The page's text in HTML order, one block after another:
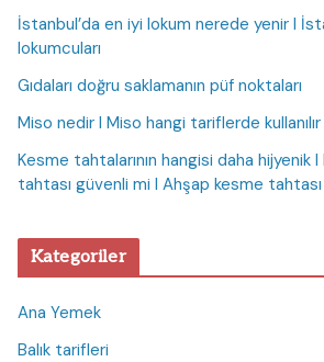
İstanbul’da en iyi lokum nerede yenir I
lokumcuları
Gıdaları doğru saklamanın püf noktaları
Miso nedir I Miso hangi tariflerde kullanılır
Kesme tahtalarının hangisi daha hijyenik
tahtası güvenli mi I Ahşap kesme
Kategoriler
Ana Yemek
Balık tarifleri